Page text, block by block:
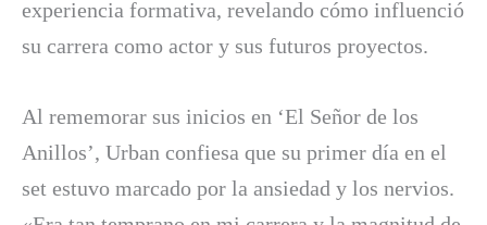
experiencia formativa, revelando cómo influenció
su carrera como actor y sus futuros proyectos.
Al rememorar sus inicios en ‘El Señor de los
Anillos’, Urban confiesa que su primer día en el
set estuvo marcado por la ansiedad y los nervios.